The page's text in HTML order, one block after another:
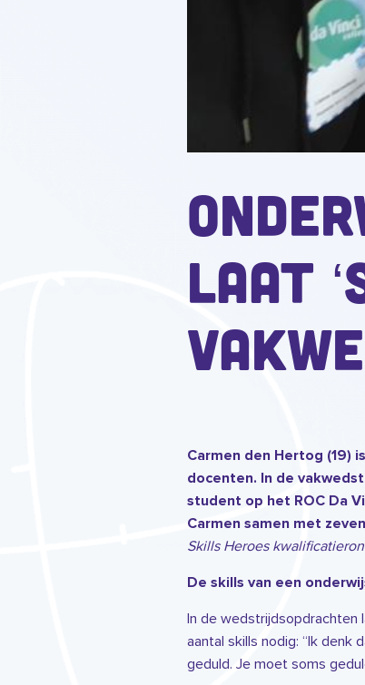
laat
Carmen den Hertog (19)
docenten. In de
student op het ROC Da
Carmen samen met
Skills Heroes
De skills van een
In de wedstrijdsopdrachten
aantal skills nodig: “Ik denk
geduld. Je moet soms